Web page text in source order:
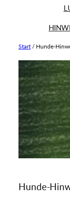
Start / Hunde-
Hunde-